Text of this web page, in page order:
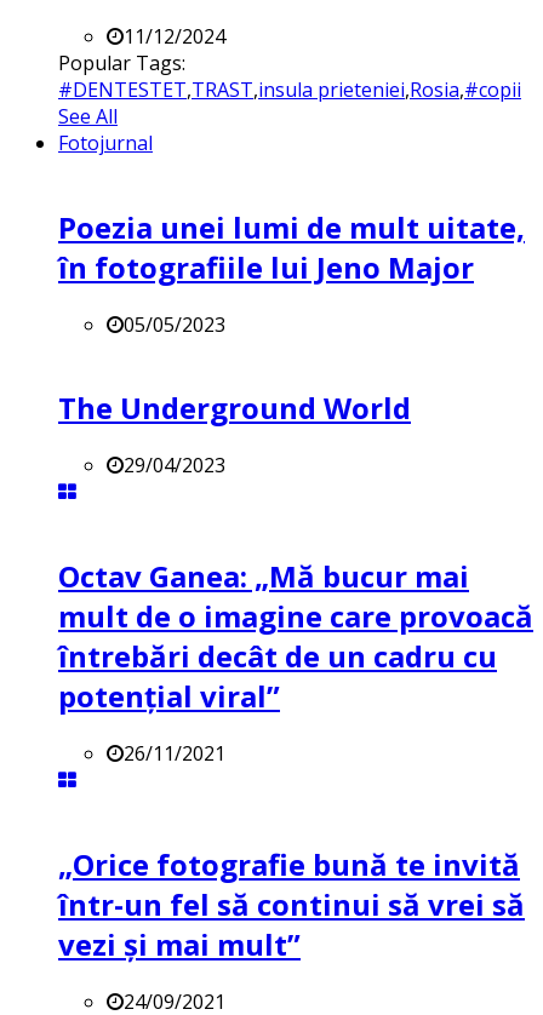
11/12/2024
Popular Tags:
#DENTESTET,TRAST,insula prieteniei,Rosia,#copii
See All
Fotojurnal
Poezia unei lumi de mult uitate,
în fotografiile lui Jeno Major
05/05/2023
The Underground World
29/04/2023
Octav Ganea: „Mă bucur mai
mult de o imagine care provoacă
întrebări decât de un cadru cu
potenţial viral”
26/11/2021
„Orice fotografie bună te invită
într-un fel să continui să vrei să
vezi și mai mult”
24/09/2021